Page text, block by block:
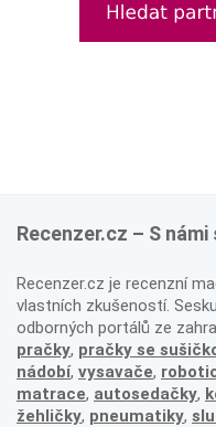
Recenzer.cz – S
Recenzer.cz je recenzní
vlastních zkušeností.
odborných portálů ze
pračky, pračky se
nádobí, vysavače,
matrace, autosedačky,
žehličky, pneumatiky,